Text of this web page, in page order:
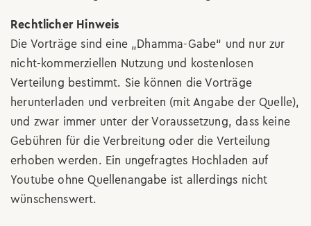
Rechtlicher Hinweis
Die Vorträge sind eine „Dhamma-Gabe“ und nur zur
nicht-kommerziellen Nutzung und kostenlosen
Verteilung bestimmt. Sie können die Vorträge
herunterladen und verbreiten (mit Angabe der Quelle),
und zwar immer unter der Voraussetzung, dass keine
Gebühren für die Verbreitung oder die Verteilung
erhoben werden. Ein ungefragtes Hochladen auf
Youtube ohne Quellenangabe ist allerdings nicht
wünschenswert.